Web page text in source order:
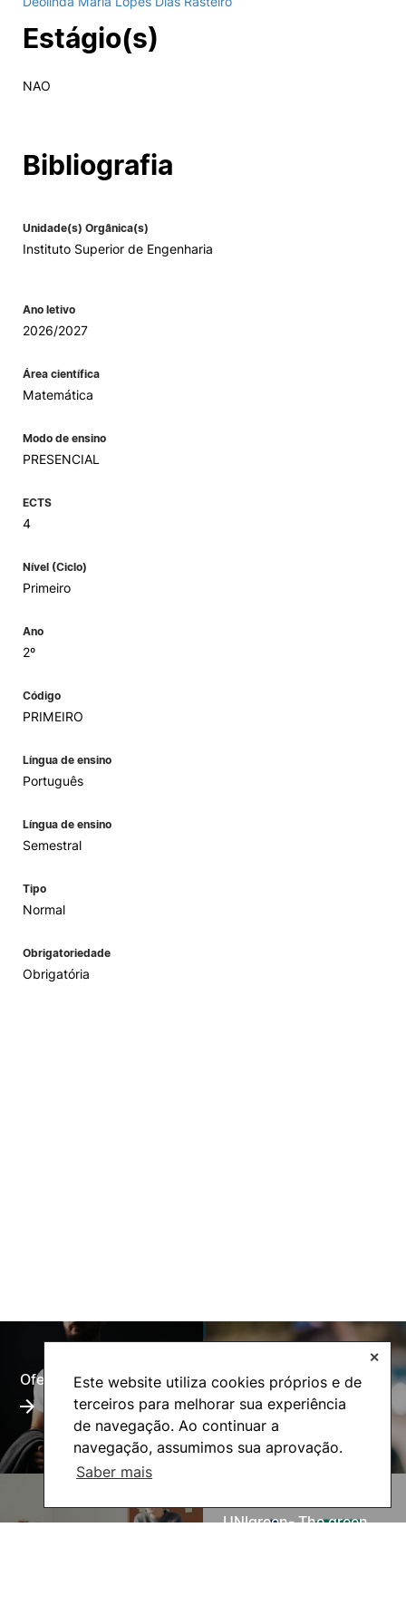
Este website utiliza cookies próprios e de
terceiros para melhorar sua experiência
de navegação. Ao continuar a
navegação, assumimos sua aprovação.
Saber mais
✕
Alumni
Projetos PRR
Europeia Política de Privacidade e Cookies
Estágio(s)
NAO
Bibliografia
Unidade(s) Orgânica(s)
Instituto Superior de Engenharia
Ano letivo
2026/2027
Área científica
Matemática
Modo de ensino
PRESENCIAL
ECTS
4
Nível (Ciclo)
Primeiro
Ano
2º
Código
PRIMEIRO
Língua de ensino
Português
Língua de ensino
Semestral
Tipo
Normal
Obrigatoriedade
Obrigatória
Oferta Formativa Alumni
UNIgreen- The green